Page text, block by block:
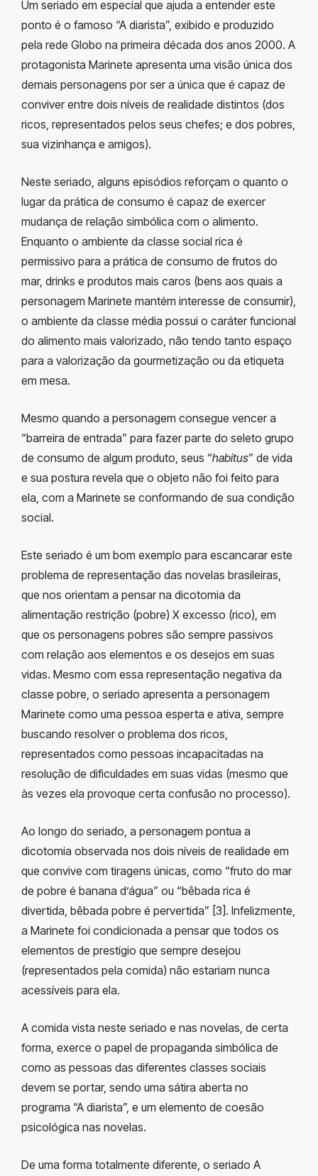
Um seriado em especial que ajuda a entender este
ponto é o famoso “A diarista”, exibido e produzido
pela rede Globo na primeira década dos anos 2000. A
protagonista Marinete apresenta uma visão única dos
demais personagens por ser a única que é capaz de
conviver entre dois níveis de realidade distintos (dos
ricos, representados pelos seus chefes; e dos pobres,
sua vizinhança e amigos).
Neste seriado, alguns episódios reforçam o quanto o
lugar da prática de consumo é capaz de exercer
mudança de relação simbólica com o alimento.
Enquanto o ambiente da classe social rica é
permissivo para a prática de consumo de frutos do
mar, drinks e produtos mais caros (bens aos quais a
personagem Marinete mantém interesse de consumir),
o ambiente da classe média possui o caráter funcional
do alimento mais valorizado, não tendo tanto espaço
para a valorização da gourmetização ou da etiqueta
em mesa.
Mesmo quando a personagem consegue vencer a
“barreira de entrada” para fazer parte do seleto grupo
de consumo de algum produto, seus “habitus” de vida
e sua postura revela que o objeto não foi feito para
ela, com a Marinete se conformando de sua condição
social.
Este seriado é um bom exemplo para escancarar este
problema de representação das novelas brasileiras,
que nos orientam a pensar na dicotomia da
alimentação restrição (pobre) X excesso (rico), em
que os personagens pobres são sempre passivos
com relação aos elementos e os desejos em suas
vidas. Mesmo com essa representação negativa da
classe pobre, o seriado apresenta a personagem
Marinete como uma pessoa esperta e ativa, sempre
buscando resolver o problema dos ricos,
representados como pessoas incapacitadas na
resolução de dificuldades em suas vidas (mesmo que
às vezes ela provoque certa confusão no processo).
Ao longo do seriado, a personagem pontua a
dicotomia observada nos dois níveis de realidade em
que convive com tiragens únicas, como “fruto do mar
de pobre é banana d’água” ou “bêbada rica é
divertida, bêbada pobre é pervertida” [3]. Infelizmente,
a Marinete foi condicionada a pensar que todos os
elementos de prestígio que sempre desejou
(representados pela comida) não estariam nunca
acessíveis para ela.
A comida vista neste seriado e nas novelas, de certa
forma, exerce o papel de propaganda simbólica de
como as pessoas das diferentes classes sociais
devem se portar, sendo uma sátira aberta no
programa “A diarista”, e um elemento de coesão
psicológica nas novelas.
De uma forma totalmente diferente, o seriado A